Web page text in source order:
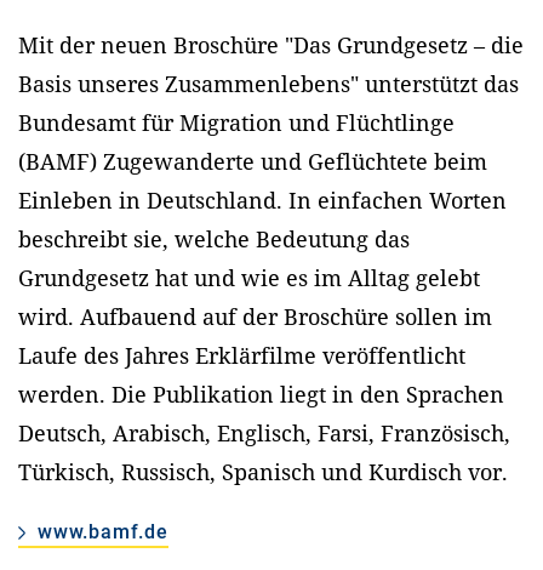
Mit der neuen Broschüre "Das Grundgesetz – die
Basis unseres Zusammenlebens" unterstützt das
Bundesamt für Migration und Flüchtlinge
(BAMF) Zugewanderte und Geflüchtete beim
Einleben in Deutschland. In einfachen Worten
beschreibt sie, welche Bedeutung das
Grundgesetz hat und wie es im Alltag gelebt
wird. Aufbauend auf der Broschüre sollen im
Laufe des Jahres Erklärfilme veröffentlicht
werden. Die Publikation liegt in den Sprachen
Deutsch, Arabisch, Englisch, Farsi, Französisch,
Türkisch, Russisch, Spanisch und Kurdisch vor.
www.bamf.de